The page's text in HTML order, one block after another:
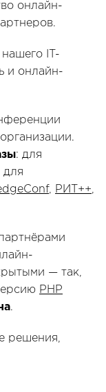
онлайн-
IT-
и онлайн-
: для
для
, РИТ++,
— так,
PHP
.
решения,